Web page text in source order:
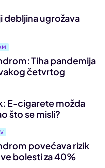
debljina ugrožava
Tiha pandemija
četvrtog
E-cigarete možda
što se misli?
povećava rizik
bolesti za 40%